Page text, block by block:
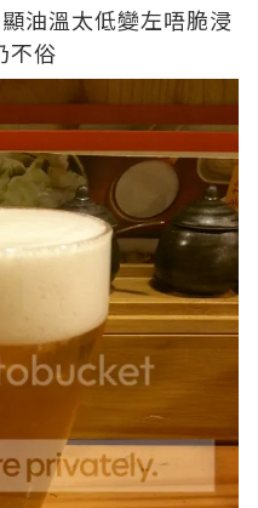
油溫太低變左唔脆浸
不俗